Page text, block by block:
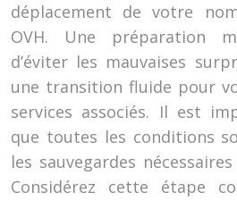
déplacement de votre
OVH. Une préparation
d’éviter les mauvaises
une transition fluide pour
services associés. Il est
que toutes les conditions
les sauvegardes
Considérez cette étape